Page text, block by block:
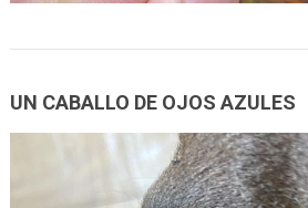
UN CABALLO DE OJOS AZULES